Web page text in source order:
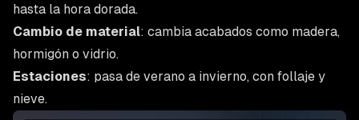
hasta la hora dorada.
Cambio de material: cambia acabados como madera,
hormigón o vidrio.
Estaciones: pasa de verano a invierno, con follaje y
nieve.